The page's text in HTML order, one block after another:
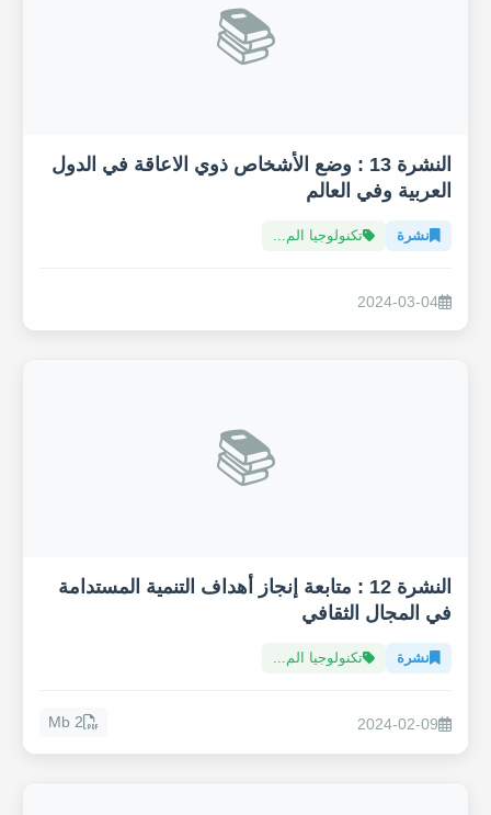
📚
النشرة 13 : وضع الأشخاص ذوي الاعاقة في الدول
العربية وفي العالم
نشرة تكنولوجيا الم...
2024-03-04
📚
النشرة 12 : متابعة إنجاز أهداف التنمية المستدامة
في المجال الثقافي
نشرة تكنولوجيا الم...
2024-02-09
2 Mb